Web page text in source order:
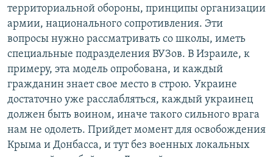
территориальной обороны, принципы организации
армии, национального сопротивления. Эти
вопросы нужно рассматривать со школы, иметь
специальные подразделения ВУЗов. В Израиле, к
примеру, эта модель опробована, и каждый
гражданин знает свое место в строю. Украине
достаточно уже расслабляться, каждый украинец
должен быть воином, иначе такого сильного врага
нам не одолеть. Прийдет момент для освобождения
Крыма и Донбасса, и тут без военных локальных